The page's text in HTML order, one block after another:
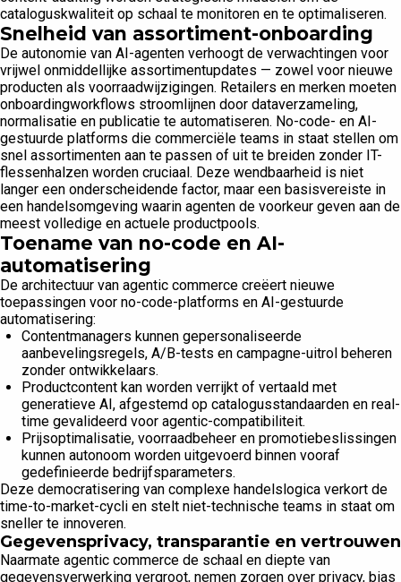
cataloguskwaliteit op schaal te monitoren en te optimaliseren.
Snelheid van assortiment-onboarding
De autonomie van AI-agenten verhoogt de verwachtingen voor
vrijwel onmiddellijke assortimentupdates — zowel voor nieuwe
producten als voorraadwijzigingen. Retailers en merken moeten
onboardingworkflows stroomlijnen door dataverzameling,
normalisatie en publicatie te automatiseren. No-code- en AI-
gestuurde platforms die commerciële teams in staat stellen om
snel assortimenten aan te passen of uit te breiden zonder IT-
flessenhalzen worden cruciaal. Deze wendbaarheid is niet
langer een onderscheidende factor, maar een basisvereiste in
een handelsomgeving waarin agenten de voorkeur geven aan de
meest volledige en actuele productpools.
Toename van no-code en AI-
automatisering
De architectuur van agentic commerce creëert nieuwe
toepassingen voor no-code-platforms en AI-gestuurde
automatisering:
Contentmanagers kunnen gepersonaliseerde
aanbevelingsregels, A/B-tests en campagne-uitrol beheren
zonder ontwikkelaars.
Productcontent kan worden verrijkt of vertaald met
generatieve AI, afgestemd op catalogusstandaarden en real-
time gevalideerd voor agentic-compatibiliteit.
Prijsoptimalisatie, voorraadbeheer en promotiebeslissingen
kunnen autonoom worden uitgevoerd binnen vooraf
gedefinieerde bedrijfsparameters.
Deze democratisering van complexe handelslogica verkort de
time-to-market-cycli en stelt niet-technische teams in staat om
sneller te innoveren.
Gegevensprivacy, transparantie en vertrouwen
Naarmate agentic commerce de schaal en diepte van
gegevensverwerking vergroot, nemen zorgen over privacy, bias